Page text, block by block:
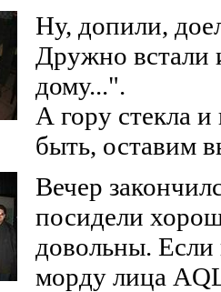
Ну, допили,
Дружно
дому...".
А гору стекла
быть, оставим
Вечер
посидели
довольны. Если
морду лица